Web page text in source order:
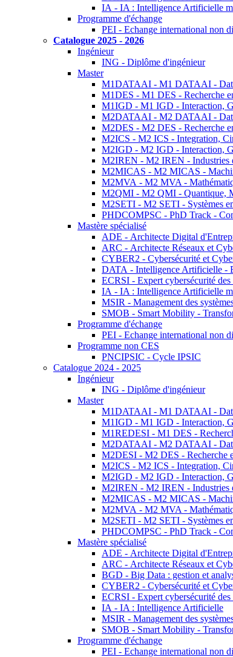
IA - IA : Intelligence Artificielle
Programme d'échange
PEI - Echange international non
Catalogue 2025 - 2026
Ingénieur
ING - Diplôme d'ingénieur
Master
M1DATAAI - M1 DATAAI -
M1DES - M1 DES - Recherche
M1IGD - M1 IGD - Interaction,
M2DATAAI - M2 DATAAI -
M2DES - M2 DES - Recherche
M2ICS - M2 ICS - Integration,
M2IGD - M2 IGD - Interaction,
M2IREN - M2 IREN - Industries
M2MICAS - M2 MICAS -
M2MVA - M2 MVA -
M2QMI - M2 QMI - Quantique,
M2SETI - M2 SETI - Systèmes
PHDCOMPSC - PhD Track -
Mastère spécialisé
ADE - Architecte Digital
ARC - Architecte Réseaux et
CYBER2 - Cybersécurité et
DATA - Intelligence Artificielle -
ECRSI - Expert cybersécurité
IA - IA : Intelligence Artificielle
MSIR - Management des
SMOB - Smart Mobility -
Programme d'échange
PEI - Echange international non
Programme non CES
PNCIPSIC - Cycle IPSIC
Catalogue 2024 - 2025
Ingénieur
ING - Diplôme d'ingénieur
Master
M1DATAAI - M1 DATAAI -
M1IGD - M1 IGD - Interaction,
M1REDESI - M1 DES -
M2DATAAI - M2 DATAAI -
M2DESI - M2 DES - Recherche
M2ICS - M2 ICS - Integration,
M2IGD - M2 IGD - Interaction,
M2IREN - M2 IREN - Industries
M2MICAS - M2 MICAS -
M2MVA - M2 MVA -
M2SETI - M2 SETI - Systèmes
PHDCOMPSC - PhD Track -
Mastère spécialisé
ADE - Architecte Digital
ARC - Architecte Réseaux et
BGD - Big Data : gestion et
CYBER2 - Cybersécurité et
ECRSI - Expert cybersécurité
IA - IA : Intelligence Artificielle
MSIR - Management des
SMOB - Smart Mobility -
Programme d'échange
PEI - Echange international non